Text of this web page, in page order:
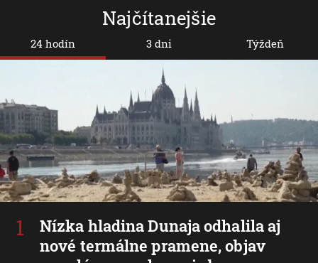
Najčítanejšie
24 hodín
Nízka hladina Dunaja odhalila aj
nové termálne pramene, objav
3 dni Týždeň